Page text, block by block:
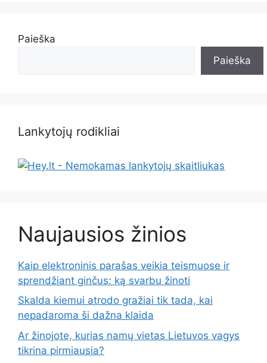
Paieška
Paieška
Lankytojų rodikliai
Naujausios žinios
Kaip elektroninis parašas veikia teismuose ir
sprendžiant ginčus: ką svarbu žinoti
Skalda kiemui atrodo gražiai tik tada, kai
nepadaroma ši dažna klaida
Ar žinojote, kurias namų vietas Lietuvos vagys
tikrina pirmiausia?